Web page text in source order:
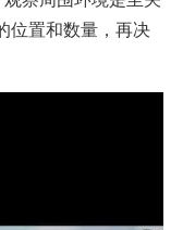
位置和数量，再决